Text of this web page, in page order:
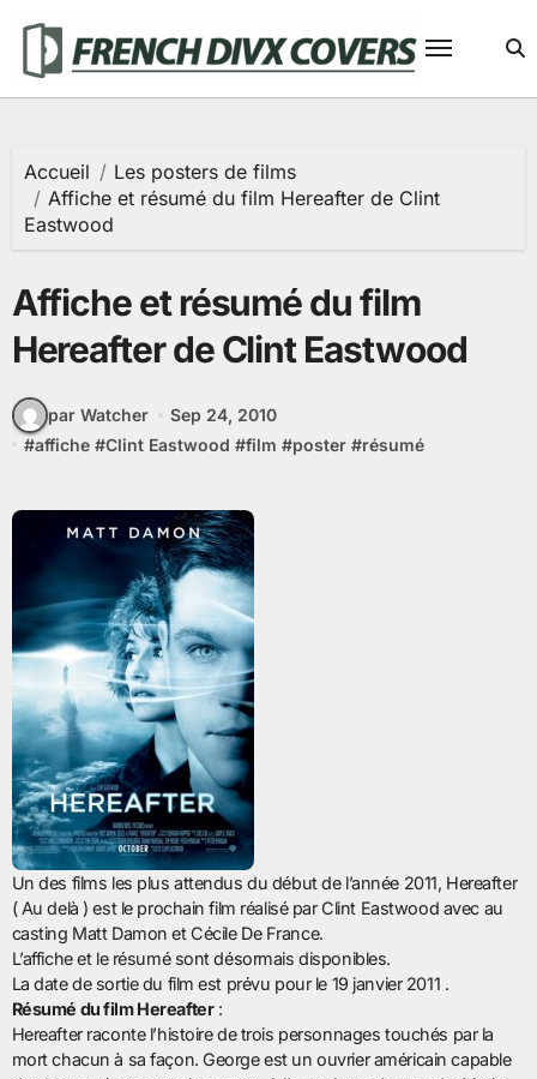
contenu
Accueil
Les posters de films
Affiche et résumé du film Hereafter de Clint
Eastwood
Affiche et résumé du film
Hereafter de Clint Eastwood
par Watcher
Sep 24, 2010
#affiche #Clint Eastwood #film #poster #résumé
Un des films les plus attendus du début de l’année 2011, Hereafter
( Au delà ) est le prochain film réalisé par Clint Eastwood avec au
casting Matt Damon et Cécile De France.
L’affiche et le résumé sont désormais disponibles.
La date de sortie du film est prévu pour le 19 janvier 2011 .
Résumé du film Hereafter:
Hereafter raconte l’histoire de trois personnages touchés par la
mort chacun à sa façon. George est un ouvrier américain capable